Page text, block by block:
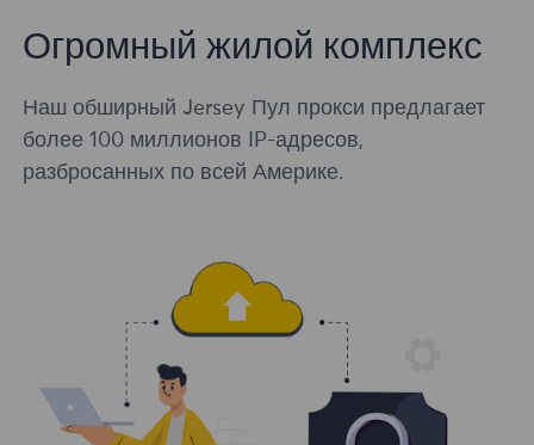
Огромный жилой комплекс
Наш обширный Jersey Пул прокси предлагает
более 100 миллионов IP-адресов,
разбросанных по всей Америке.